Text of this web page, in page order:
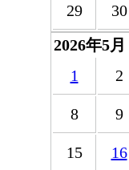
29
30
2026年5月
1
2
8 9
15 16